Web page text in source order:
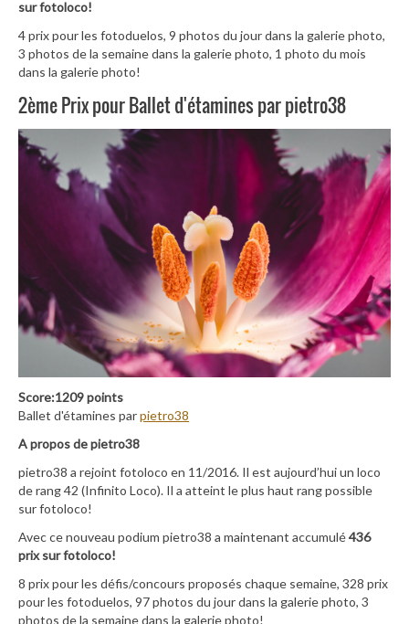
sur fotoloco!
4 prix pour les fotoduelos, 9 photos du jour dans la galerie photo,
3 photos de la semaine dans la galerie photo, 1 photo du mois
dans la galerie photo!
2ème Prix pour Ballet d'étamines par pietro38
Score:1209 points
Ballet d'étamines parpietro38
A propos de pietro38
pietro38 a rejoint fotoloco en 11/2016. Il est aujourd’hui un loco
de rang 42 (Infinito Loco). Il a atteint le plus haut rang possible
sur fotoloco!
Avec ce nouveau podium pietro38 a maintenant accumulé436
prix sur fotoloco!
8 prix pour les défis/concours proposés chaque semaine, 328 prix
pour les fotoduelos, 97 photos du jour dans la galerie photo, 3
photos de la semaine dans la galerie photo!